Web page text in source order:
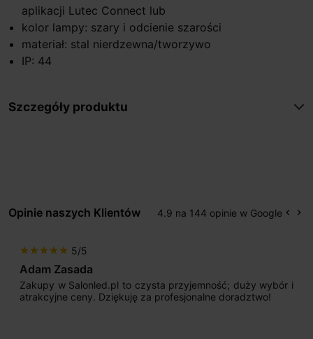
aplikacji Lutec Connect lub
kolor lampy: szary i odcienie szarości
materiał: stal nierdzewna/tworzywo
IP: 44
Szczegóły produktu
Opinie naszych Klientów 4.9 na 144 opinie w Google keyboard_arrow_left keyboard_arrow_right
star star star star star 5/5
Adam Zasada
Zakupy w Salonled.pl to czysta przyjemność; duży wybór i
atrakcyjne ceny. Dziękuję za profesjonalne doradztwo!